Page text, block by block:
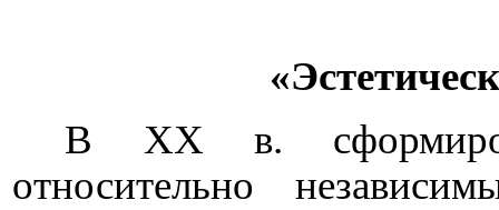
В ХХ в.
относительно